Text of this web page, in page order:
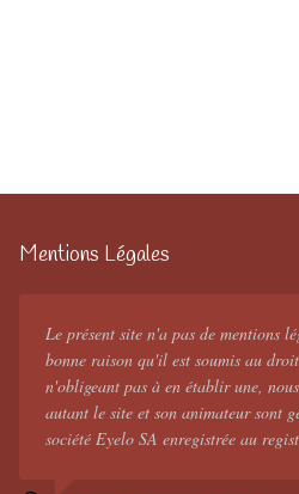
Mentions Légales
Le présent site n'a pas de mentions
bonne raison qu'il est soumis au
n'obligeant pas à en établir une,
autant le site et son animateur sont
société Eyelo SA enregistrée au